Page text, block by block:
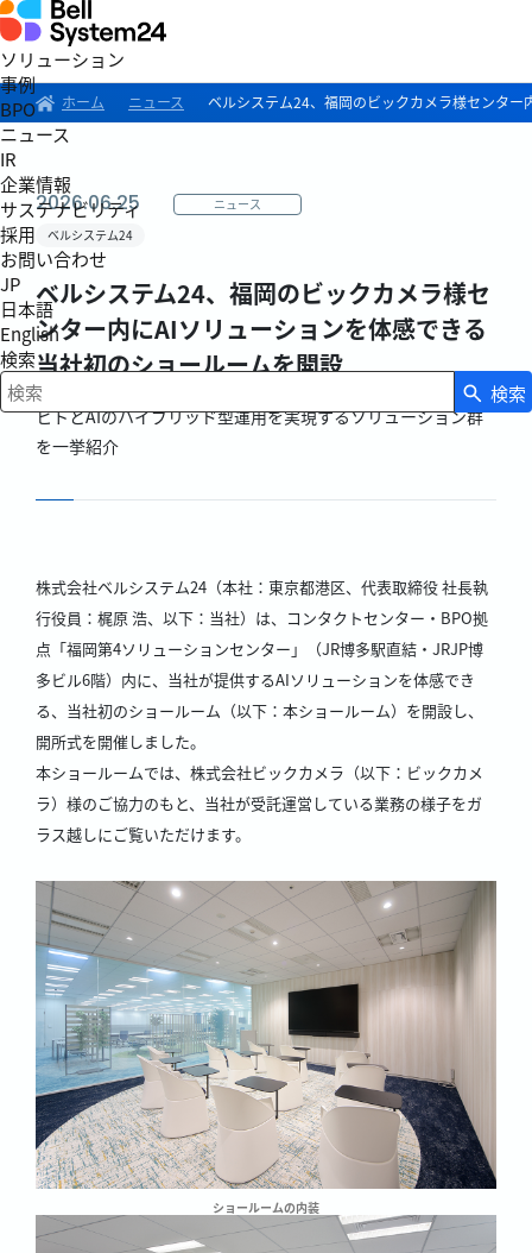
ソリューション
事例
BPO
ニュース
IR
企業情報
サステナビリティ
採用
お問い合わせ
JP
日本語
English
検索
検索キーワード入力
検索
ホーム ニュース ベルシステム24、福岡のビックカメラ様センタ
2026.06.25
ニュース
ベルシステム24
ベルシステム24、福岡のビックカメラ様セ
ンター内にAIソリューションを体感できる
当社初のショールームを開設
ヒトとAIのハイブリッド型運用を実現するソリューション群
を一挙紹介
株式会社ベルシステム24（本社：東京都港区、代表取締役 社長執
行役員：梶原 浩、以下：当社）は、コンタクトセンター・BPO拠
点「福岡第4ソリューションセンター」（JR博多駅直結・JRJP博
多ビル6階）内に、当社が提供するAIソリューションを体感でき
る、当社初のショールーム（以下：本ショールーム）を開設し、
開所式を開催しました。
本ショールームでは、株式会社ビックカメラ（以下：ビックカメ
ラ）様のご協力のもと、当社が受託運営している業務の様子をガ
ラス越しにご覧いただけます。
ショールームの内装